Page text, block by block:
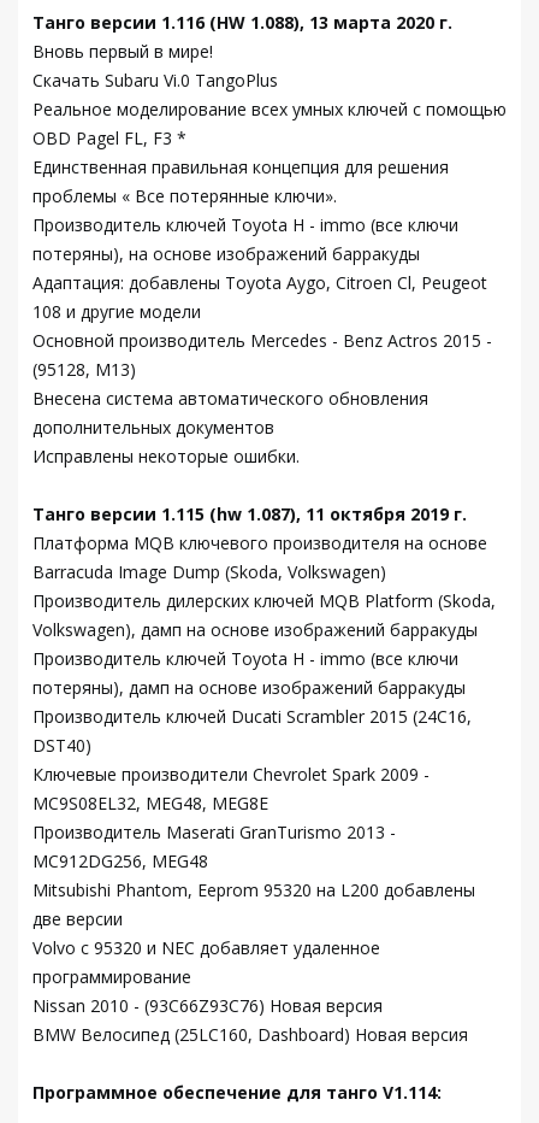
Танго версии 1.116 (HW 1.088), 13 марта 2020 г.
Вновь первый в мире!
Скачать Subaru Vi.0 TangoPlus
Реальное моделирование всех умных ключей с помощью
OBD Pagel FL, F3 *
Единственная правильная концепция для решения
проблемы « Все потерянные ключи».
Производитель ключей Toyota H - immo (все ключи
потеряны), на основе изображений барракуды
Адаптация: добавлены Toyota Aygo, Citroen Cl, Peugeot
108 и другие модели
Основной производитель Mercedes - Benz Actros 2015 -
(95128, M13)
Внесена система автоматического обновления
дополнительных документов
Исправлены некоторые ошибки.
Танго версии 1.115 (hw 1.087), 11 октября 2019 г.
Платформа MQB ключевого производителя на основе
Barracuda Image Dump (Skoda, Volkswagen)
Производитель дилерских ключей MQB Platform (Skoda,
Volkswagen), дамп на основе изображений барракуды
Производитель ключей Toyota H - immo (все ключи
потеряны), дамп на основе изображений барракуды
Производитель ключей Ducati Scrambler 2015 (24C16,
DST40)
Ключевые производители Chevrolet Spark 2009 -
MC9S08EL32, MEG48, MEG8E
Производитель Maserati GranTurismo 2013 -
MC912DG256, MEG48
Mitsubishi Phantom, Eeprom 95320 на L200 добавлены
две версии
Volvo с 95320 и NEC добавляет удаленное
программирование
Nissan 2010 - (93C66Z93C76) Новая версия
BMW Велосипед (25LC160, Dashboard) Новая версия
Программное обеспечение для танго V1.114: